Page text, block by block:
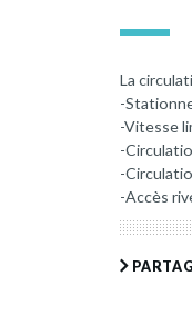
La
-
-Vitesse
-
-
-Accès